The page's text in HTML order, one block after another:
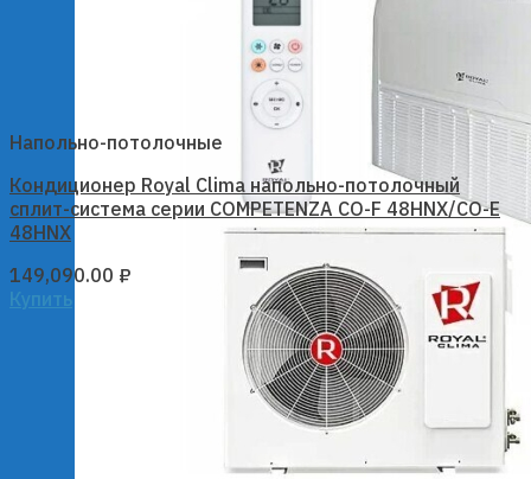
Напольно-потолочные
Кондиционер Royal Clima напольно-потолочный
сплит-система серии COMPETENZA CO-F 48HNX/CO-E
48HNX
149,090.00 ₽
Купить